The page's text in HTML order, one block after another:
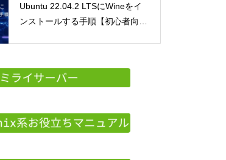
Ubuntu 22.04.2 LTSにWineをイ
ンストールする手順【初心者向